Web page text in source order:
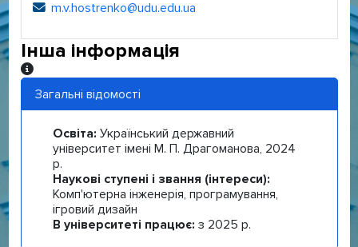
Електронна адреса:
m.v.hostrenko@udu.edu.ua
Інша інформація
Інша інформація
Загальні відомості
Освіта: Український державний
університет імені М. П. Драгоманова, 2024
р.
Наукові ступені і звання (інтереси):
Комп'ютерна інженерія, програмування,
ігровий дизайн
В університеті працює: з 2025 р.